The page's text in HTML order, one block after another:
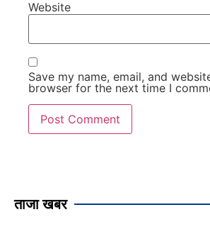
Website
Save my name, email, and
browser for the next time I
ताजा खबर